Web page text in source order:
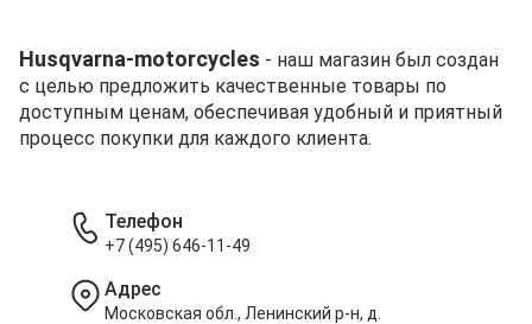
Husqvarna-motorcycles - наш магазин был создан
с целью предложить качественные товары по
доступным ценам, обеспечивая удобный и приятный
процесс покупки для каждого клиента.
Телефон
+7 (495) 646-11-49
Адрес
Московская обл., Ленинский р-н, д.